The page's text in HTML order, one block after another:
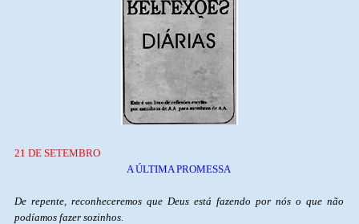
21 DE SETEMBRO
A ÚLTIMA PROMESSA
De repente, reconheceremos que Deus está fazendo por nós o que não
podíamos fazer sozinhos.